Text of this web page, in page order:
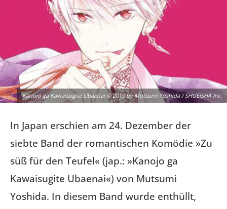
Kanojo ga Kawaisugite Ubaenai © 2019 by Mutsumi Yoshida / SHUEISHA Inc.
In Japan erschien am 24. Dezember der
siebte Band der romantischen Komödie »Zu
süß für den Teufel« (jap.: »Kanojo ga
Kawaisugite Ubaenai«) von Mutsumi
Yoshida. In diesem Band wurde enthüllt,